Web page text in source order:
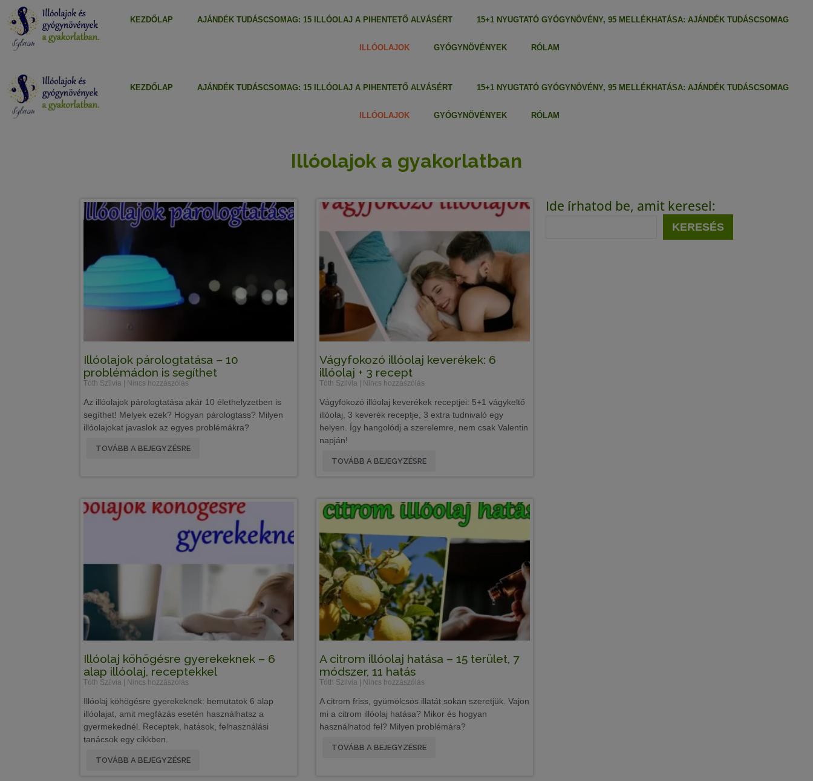
KEZDŐLAP AJÁNDÉK TUDÁSCSOMAG: 15 ILLÓOLAJ A PIHENTETŐ ALVÁSÉRT 15+1 NYUGTATÓ GYÓGYNÖVÉNY, 95 MELLÉKHATÁSA: AJÁNDÉK TUDÁSCSOMAG
ILLÓOLAJOK GYÓGYNÖVÉNYEK RÓLAM
KEZDŐLAP AJÁNDÉK TUDÁSCSOMAG: 15 ILLÓOLAJ A PIHENTETŐ ALVÁSÉRT 15+1 NYUGTATÓ GYÓGYNÖVÉNY, 95 MELLÉKHATÁSA: AJÁNDÉK TUDÁSCSOMAG
ILLÓOLAJOK GYÓGYNÖVÉNYEK RÓLAM
Illóolajok a gyakorlatban
Illóolajok párologtatása – 10
problémádon is segíthet
Tóth Szilvia Nincs hozzászólás
Az illóolajok párologtatása akár 10 élethelyzetben is
segíthet! Melyek ezek? Hogyan párologtass? Milyen
illóolajokat javaslok az egyes problémákra?
TOVÁBB A BEJEGYZÉSRE
Vágyfokozó illóolaj keverékek: 6
illóolaj + 3 recept
Tóth Szilvia Nincs hozzászólás
Vágyfokozó illóolaj keverékek receptjei: 5+1 vágykeltő
illóolaj, 3 keverék receptje, 3 extra tudnivaló egy
helyen. Így hangolódj a szerelemre, nem csak Valentin
napján!
TOVÁBB A BEJEGYZÉSRE
Illóolaj köhögésre gyerekeknek – 6
alap illóolaj, receptekkel
Tóth Szilvia Nincs hozzászólás
Illóolaj köhögésre gyerekeknek: bemutatok 6 alap
illóolajat, amit megfázás esetén használhatsz a
gyermekednél. Receptek, hatások, felhasználási
tanácsok egy cikkben.
TOVÁBB A BEJEGYZÉSRE
A citrom illóolaj hatása – 15 terület, 7
módszer, 11 hatás
Tóth Szilvia Nincs hozzászólás
A citrom friss, gyümölcsös illatát sokan szeretjük. Vajon
mi a citrom illóolaj hatása? Mikor és hogyan
használhatod fel? Milyen problémára?
TOVÁBB A BEJEGYZÉSRE
Ide írhatod be, amit keresel:
KERESÉS